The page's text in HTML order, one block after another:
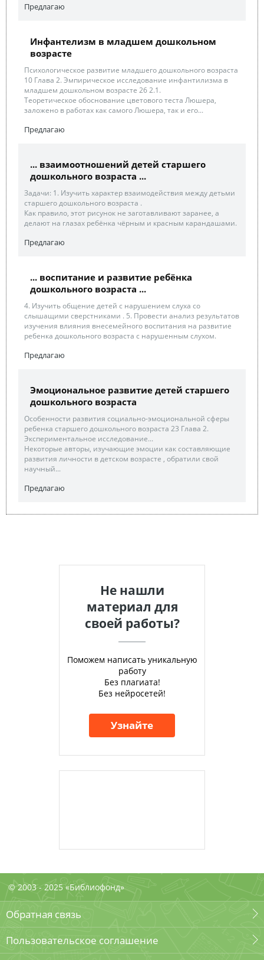
Предлагаю
Инфантелизм в младшем дошкольном
возрасте
Психологическое развитие младшего дошкольного возраста
10 Глава 2. Эмпирическое исследование инфантилизма в
младшем дошкольном возрасте 26 2.1.
Теоретическое обоснование цветового теста Люшера,
заложено в работах как самого Люшера, так и его...
Предлагаю
... взаимоотношений детей старшего
дошкольного возраста ...
Задачи: 1. Изучить характер взаимодействия между детьми
старшего дошкольного возраста .
Как правило, этот рисунок не заготавливают заранее, а
делают на глазах ребёнка чёрным и красным карандашами.
Предлагаю
... воспитание и развитие ребёнка
дошкольного возраста ...
4. Изучить общение детей с нарушением слуха со
слышащими сверстниками . 5. Провести анализ результатов
изучения влияния внесемейного воспитания на развитие
ребенка дошкольного возраста с нарушенным слухом.
Предлагаю
Эмоциональное развитие детей старшего
дошкольного возраста
Особенности развития социально-эмоциональной сферы
ребенка старшего дошкольного возраста 23 Глава 2.
Экспериментальное исследование...
Некоторые авторы, изучающие эмоции как составляющие
развития личности в детском возрасте , обратили свой
научный...
Предлагаю
Не нашли
материал для
своей работы?
Поможем написать уникальную
работу
Без плагиата!
Без нейросетей!
Узнайте
© 2003 - 2025 «Библиофонд»
Обратная связь
Пользовательское соглашение